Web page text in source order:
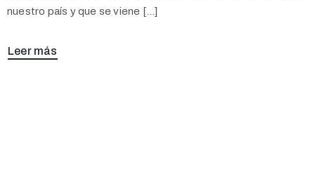
nuestro país y que se viene […]
Leer más